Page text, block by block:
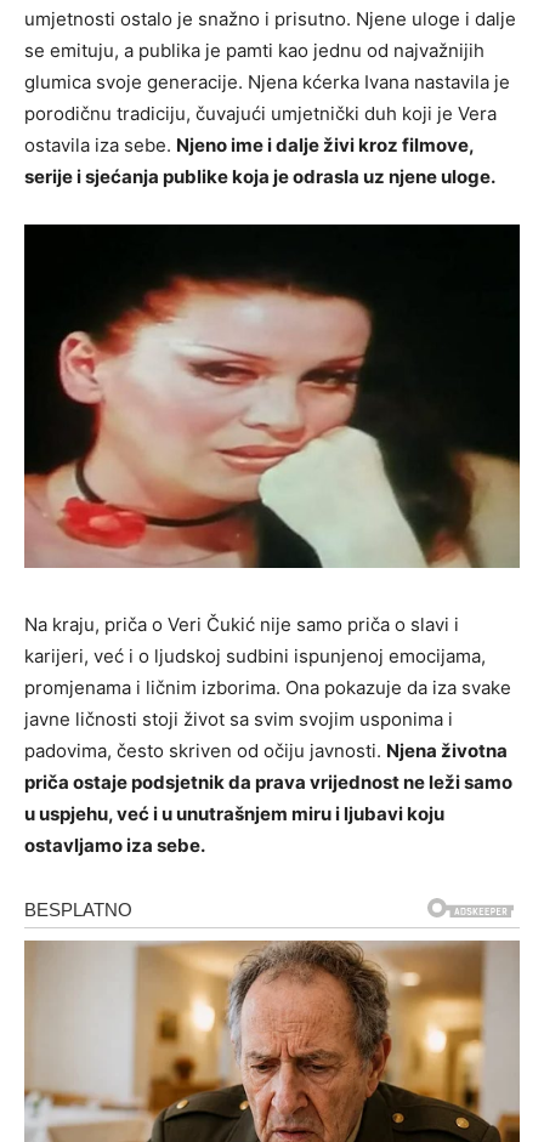
umjetnosti ostalo je snažno i prisutno. Njene uloge i dalje
se emituju, a publika je pamti kao jednu od najvažnijih
glumica svoje generacije. Njena kćerka Ivana nastavila je
porodičnu tradiciju, čuvajući umjetnički duh koji je Vera
ostavila iza sebe. Njeno ime i dalje živi kroz filmove,
serije i sjećanja publike koja je odrasla uz njene uloge.
Na kraju, priča o Veri Čukić nije samo priča o slavi i
karijeri, već i o ljudskoj sudbini ispunjenoj emocijama,
promjenama i ličnim izborima. Ona pokazuje da iza svake
javne ličnosti stoji život sa svim svojim usponima i
padovima, često skriven od očiju javnosti. Njena životna
priča ostaje podsjetnik da prava vrijednost ne leži samo
u uspjehu, već i u unutrašnjem miru i ljubavi koju
ostavljamo iza sebe.